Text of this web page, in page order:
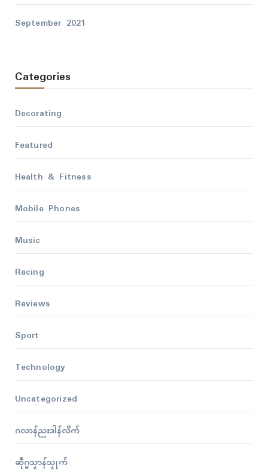
September 2021
Categories
Decorating
Featured
Health & Fitness
Mobile Phones
Music
Racing
Reviews
Sport
Technology
Uncategorized
ဂလာန်ညးဒါန်လိက်
ဆဵုဂ္ဗသၟာန်သၟုက်